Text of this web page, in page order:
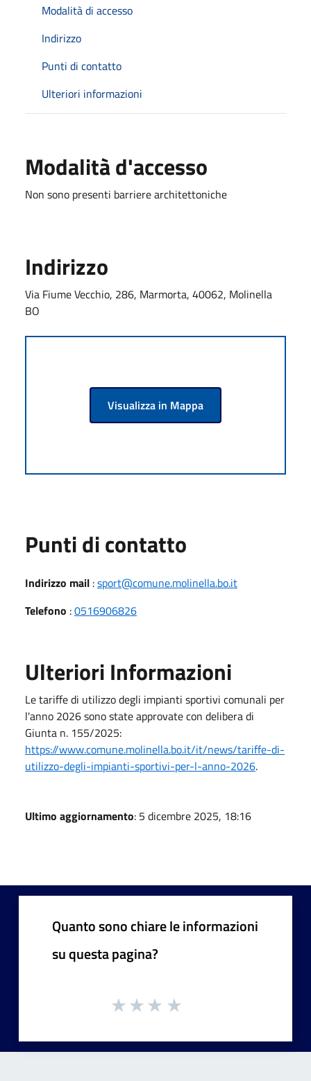
Modalità di accesso
Indirizzo
Punti di contatto
Ulteriori informazioni
Modalità d'accesso
Non sono presenti barriere architettoniche
Indirizzo
Via Fiume Vecchio, 286, Marmorta, 40062, Molinella
BO
Visualizza in Mappa
Punti di contatto
Indirizzo mail :sport@comune.molinella.bo.it
Telefono :0516906826
Ulteriori Informazioni
Le tariffe di utilizzo degli impianti sportivi comunali per
l'anno 2026 sono state approvate con delibera di
Giunta n. 155/2025:
https://www.comune.molinella.bo.it/it/news/tariffe-di-
utilizzo-degli-impianti-sportivi-per-l-anno-2026.
Ultimo aggiornamento: 5 dicembre 2025, 18:16
Quanto sono chiare le informazioni
su questa pagina?